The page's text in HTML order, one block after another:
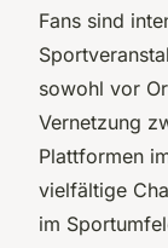
Fans sind
sowohl vor
Vernetzung
Plattformen
vielfältige
im